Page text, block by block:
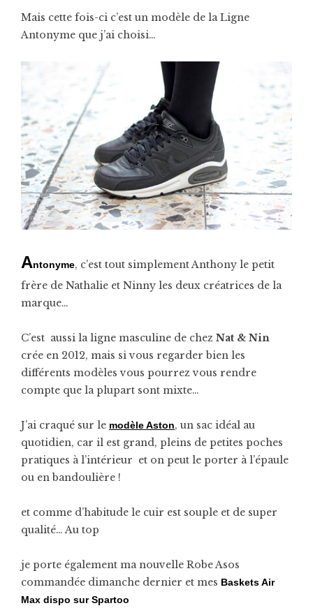
Mais cette fois-ci c’est un modèle de la Ligne
Antonyme que j’ai choisi…
Antonyme, c’est tout simplement Anthony le petit
frère de Nathalie et Ninny les deux créatrices de la
marque…
C’est aussi la ligne masculine de chez Nat & Nin
crée en 2012, mais si vous regarder bien les
différents modèles vous pourrez vous rendre
compte que la plupart sont mixte…
J’ai craqué sur le modèle Aston, un sac idéal au
quotidien, car il est grand, pleins de petites poches
pratiques à l’intérieur et on peut le porter à l’épaule
ou en bandoulière !
et comme d’habitude le cuir est souple et de super
qualité… Au top
je porte également ma nouvelle Robe Asos
commandée dimanche dernier et mes BasketsAir
Max dispo sur Spartoo